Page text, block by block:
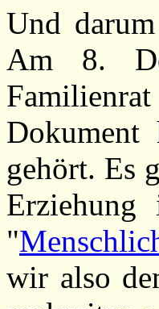
Und
Am 8.
Dokument
gehört. Es
"
wir also